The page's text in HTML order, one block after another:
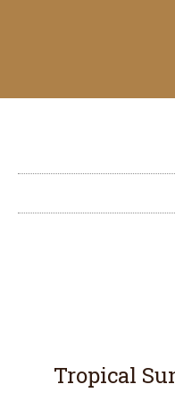
Tropical